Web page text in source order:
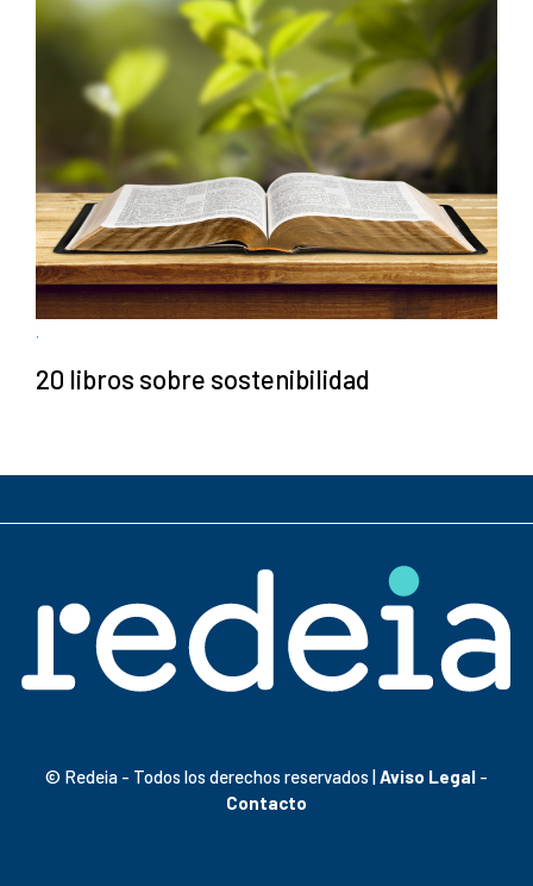
.
20 libros sobre sostenibilidad
© Redeia - Todos los derechos reservados |Aviso Legal -
Contacto